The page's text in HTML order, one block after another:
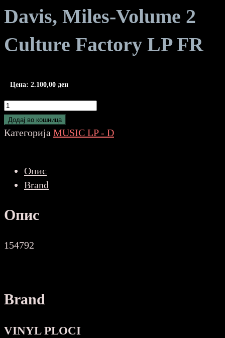
Davis, Miles-Volume 2
Culture Factory LP FR
Цена: 2.100,00 ден
Davis,
Miles-
Volume
Factory
количина
Додај во кошница
Категорија MUSIC LP - D
Опис
Brand
Опис
154792
Brand
VINYL PLOCI